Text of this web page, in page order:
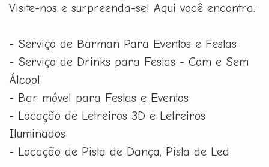
Visite-nos e surpreenda-se! Aqui você encontra:
- Serviço de Barman Para Eventos e Festas
- Serviço de Drinks para Festas - Com e Sem
Álcool
- Bar móvel para Festas e Eventos
- Locação de Letreiros 3D e Letreiros
Iluminados
- Locação de Pista de Dança, Pista de Led